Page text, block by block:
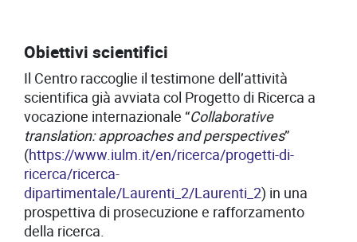
Obiettivi scientifici
Il Centro raccoglie il testimone dell’attività
scientifica già avviata col Progetto di Ricerca a
vocazione internazionale “Collaborative
translation: approaches and perspectives”
(https://www.iulm.it/en/ricerca/progetti-di-
ricerca/ricerca-
dipartimentale/Laurenti_2/Laurenti_2) in una
prospettiva di prosecuzione e rafforzamento
della ricerca.